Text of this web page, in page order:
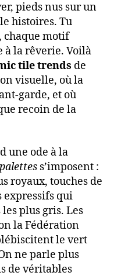
pieds nus sur un
histoires. Tu
chaque motif
à la rêverie. Voilà
tile trends de
visuelle, où la
garde, et où
recoin de la
une ode à la
s’imposent :
royaux, touches de
expressifs qui
plus gris. Les
la Fédération
le vert
ne parle plus
de véritables